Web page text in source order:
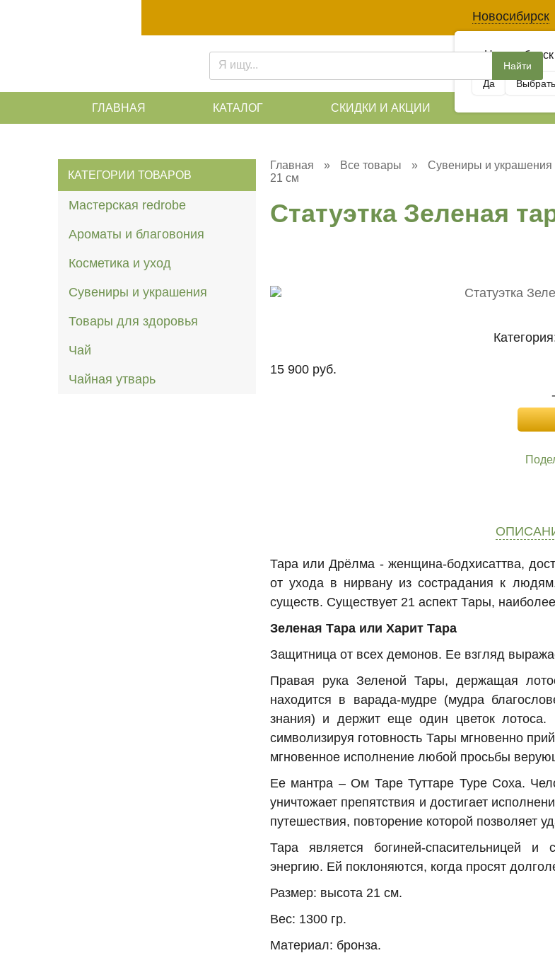
Найти
Новосибирск
Да
ГЛАВНАЯ КАТАЛОГ СКИДКИ И АКЦИИ
КАТЕГОРИИ ТОВАРОВ
Мастерская redrobe
Ароматы и благовония
Косметика и уход
Сувениры и украшения
Товары для здоровья
Чай
Чайная утварь
Главная » Все товары » Сувениры и украшения
21 см
Статуэтка Зеленая
15 900 руб.
-
Тара или Дрёлма - женщина-бодхисаттва,
от ухода в нирвану из сострадания к
существ. Существует 21 аспект Тары,
Зеленая Тара или Харит Тара
Защитница от всех демонов. Ее взгляд
Правая рука Зеленой Тары, держащая
находится в варада-мудре (мудра
знания) и держит еще один цветок
символизируя готовность Тары мгновенно
мгновенное исполнение любой просьбы
Ее мантра – Ом Таре Туттаре Туре Соха.
уничтожает препятствия и достигает
путешествия, повторение которой позволяет
Тара является богиней-спасительницей и
энергию. Ей поклоняются, когда просят
Размер: высота 21 см.
Вес: 1300 гр.
Материал: бронза.